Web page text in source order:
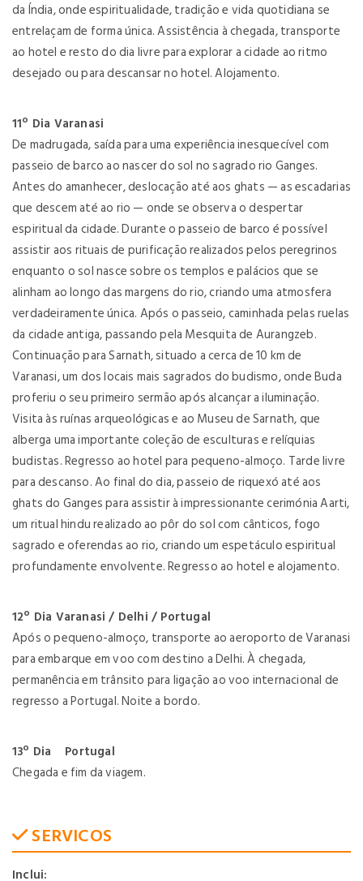
da Índia, onde espiritualidade, tradição e vida quotidiana se
entrelaçam de forma única. Assistência à chegada, transporte
ao hotel e resto do dia livre para explorar a cidade ao ritmo
desejado ou para descansar no hotel. Alojamento.
11º Dia Varanasi
De madrugada, saída para uma experiência inesquecível com
passeio de barco ao nascer do sol no sagrado rio Ganges.
Antes do amanhecer, deslocação até aos ghats — as escadarias
que descem até ao rio — onde se observa o despertar
espiritual da cidade. Durante o passeio de barco é possível
assistir aos rituais de purificação realizados pelos peregrinos
enquanto o sol nasce sobre os templos e palácios que se
alinham ao longo das margens do rio, criando uma atmosfera
verdadeiramente única. Após o passeio, caminhada pelas ruelas
da cidade antiga, passando pela Mesquita de Aurangzeb.
Continuação para Sarnath, situado a cerca de 10 km de
Varanasi, um dos locais mais sagrados do budismo, onde Buda
proferiu o seu primeiro sermão após alcançar a iluminação.
Visita às ruínas arqueológicas e ao Museu de Sarnath, que
alberga uma importante coleção de esculturas e relíquias
budistas. Regresso ao hotel para pequeno-almoço. Tarde livre
para descanso. Ao final do dia, passeio de riquexó até aos
ghats do Ganges para assistir à impressionante cerimónia Aarti,
um ritual hindu realizado ao pôr do sol com cânticos, fogo
sagrado e oferendas ao rio, criando um espetáculo espiritual
profundamente envolvente. Regresso ao hotel e alojamento.
12º Dia Varanasi / Delhi / Portugal
Após o pequeno-almoço, transporte ao aeroporto de Varanasi
para embarque em voo com destino a Delhi. À chegada,
permanência em trânsito para ligação ao voo internacional de
regresso a Portugal. Noite a bordo.
13º Dia Portugal
Chegada e fim da viagem.
SERVICOS
Inclui: